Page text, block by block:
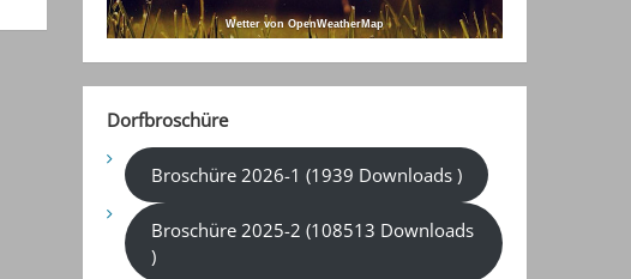
Wetter von OpenWeatherMap
Dorfbroschüre
Broschüre 2026-1 (1939 Downloads )
Broschüre 2025-2 (108513 Downloads
)